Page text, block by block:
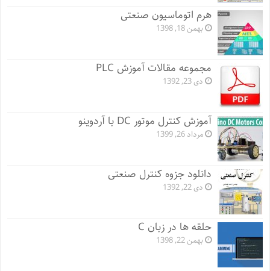
هرم اتوماسیون صنعتی
بهمن 18, 1398
مجموعه مقالات آموزش PLC
دی 23, 1392
آموزش کنترل موتور DC با آردوینو
مرداد 26, 1399
دانلود جزوه کنترل صنعتی
دی 22, 1392
حلقه ها در زبان C
بهمن 22, 1398